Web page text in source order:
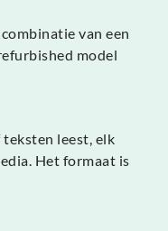
van een
model
leest, elk
Het formaat is